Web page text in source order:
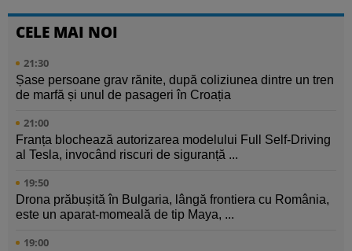
CELE MAI NOI
21:30
Șase persoane grav rănite, după coliziunea dintre un tren
de marfă și unul de pasageri în Croația
21:00
Franța blochează autorizarea modelului Full Self-Driving
al Tesla, invocând riscuri de siguranță ...
19:50
Drona prăbușită în Bulgaria, lângă frontiera cu România,
este un aparat-momeală de tip Maya, ...
19:00